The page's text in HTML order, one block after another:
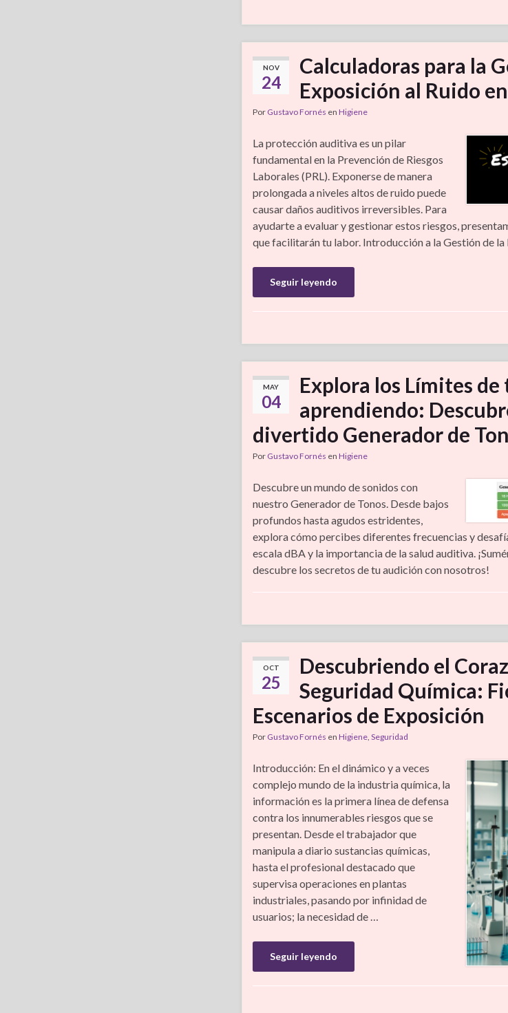
NOV
24
Calculadoras para la
Exposición al Ruido
Por Gustavo Fornés en Higiene
La protección auditiva es un pilar
fundamental en la Prevención de Riesgos
Laborales (PRL). Exponerse de manera
prolongada a niveles altos de ruido puede
causar daños auditivos irreversibles. Para
ayudarte a evaluar y gestionar estos riesgos,
que facilitarán tu labor. Introducción a la Gestión de la
Seguir leyendo
MAY
04
Explora los Límites
aprendiendo:
divertido Generador de
Por Gustavo Fornés en Higiene
Descubre un mundo de sonidos con
nuestro Generador de Tonos. Desde bajos
profundos hasta agudos estridentes,
explora cómo percibes diferentes frecuencias y
escala dBA y la importancia de la salud auditiva.
descubre los secretos de tu audición con nosotros!
OCT
25
Descubriendo el
Seguridad Química:
Escenarios de Exposición
Por Gustavo Fornés en Higiene, Seguridad
Introducción: En el dinámico y a veces
complejo mundo de la industria química, la
información es la primera línea de defensa
contra los innumerables riesgos que se
presentan. Desde el trabajador que
manipula a diario sustancias químicas,
hasta el profesional destacado que
supervisa operaciones en plantas
industriales, pasando por infinidad de
usuarios; la necesidad de …
Seguir leyendo